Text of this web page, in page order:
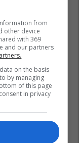
from
other device
with 369
and our partners
on the basis
by managing
of this page
in privacy